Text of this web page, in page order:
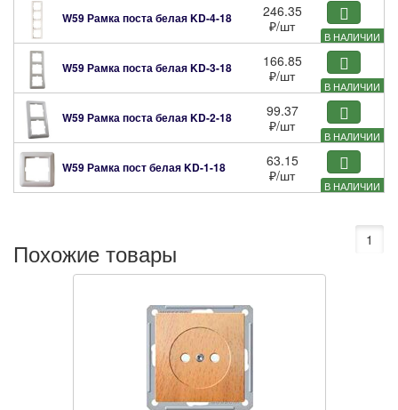
В НАЛИЧИИ
W59 Рамка поста белаяKD-4-18
246.35
₽/шт
В НАЛИЧИИ
W59 Рамка поста белаяKD-3-18
166.85
₽/шт
В НАЛИЧИИ
W59 Рамка поста белаяKD-2-18
99.37
₽/шт
В НАЛИЧИИ
W59 Рамка пост белаяKD-1-18
63.15
₽/шт
Похожие товары 1